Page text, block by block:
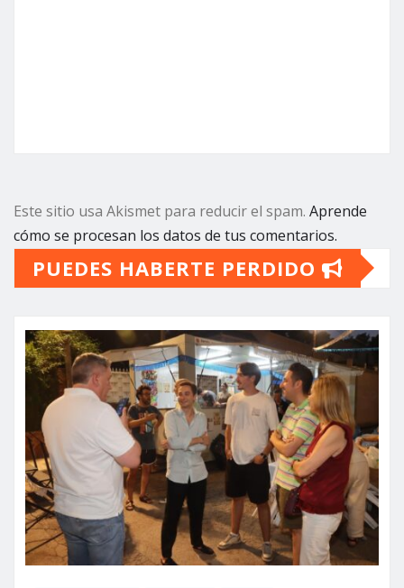
Este sitio usa Akismet para reducir el spam. Aprende
cómo se procesan los datos de tus comentarios.
PUEDES HABERTE PERDIDO